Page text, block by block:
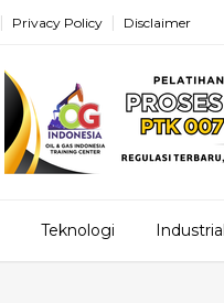
Privacy Policy Disclaimer
Teknologi Industrial